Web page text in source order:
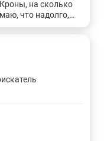
на сколько
что надолго,